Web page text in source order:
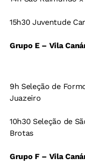
15h30 Juventude
Grupo E – Vila
9h Seleção de
Juazeiro
10h30 Seleção de
Brotas
Grupo F – Vila